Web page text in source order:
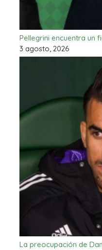
Pellegrini encuentra un
3 agosto, 2026
La preocupación de